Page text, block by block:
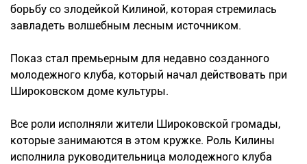
борьбу со злодейкой Килиной, которая стремилась
завладеть волшебным лесным источником.
Показ стал премьерным для недавно созданного
молодежного клуба, который начал действовать при
Широковском доме культуры.
Все роли исполняли жители Широковской громады,
которые занимаются в этом кружке. Роль Килины
исполнила руководительница молодежного клуба